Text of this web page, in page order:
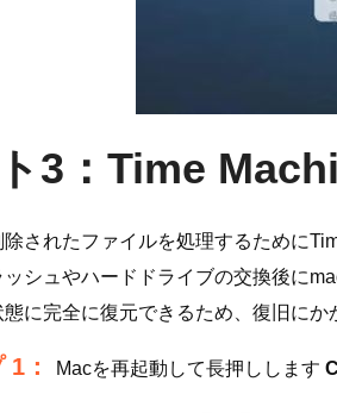
3：Time
されたファイルを処理するために
ッシュやハードドライブの交換後に
に完全に復元できるため、復旧にか
1： Macを再起動して長押しします